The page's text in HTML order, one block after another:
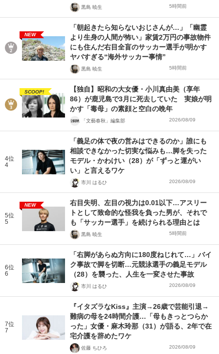
黒島 暁生 5時間前
NEW
「朝起きたら知らないおじさんが…」「幽霊
より生身の人間が怖い」家賃2万円の事故物件
にも住んだ右目全盲のサッカー選手が明かす
ヤバすぎる“海外サッカー事情”
黒島 暁生 5時間前
SCOOP!
【独自】昭和の大女優・小川真由美（享年
86）が鹿児島で3月に死去していた 実娘が明
かす「毒母」の素顔と空白の晩年
「文藝春秋」編集部 2026/08/09
4位
4
「義足の体で夜の営みはできるのか」誰にも
相談できなかった切実な悩みも…脚を失った
モデル・かわけい（28）が「ずっと運がい
い」と言えるワケ
市川 はるひ 2026/08/09
5位
5
NEW
右目失明、左目の視力は0.01以下…アスリー
トとして致命的な怪我を負った男が、それで
も「サッカー選手」を続けられる理由とは
黒島 暁生 5時間前
6位
6
「右脚があらぬ方向に180度ねじれて…」バイ
ク事故で脚を切断…元競泳選手の義足モデル
（28）を襲った、人生を一変させた事故
市川 はるひ 2026/08/09
7位
7
『イタズラなKiss』主演→26歳で芸能引退→
難病の母を24時間介護…「母もきっとつらか
った」女優・麻木玲那（31）が語る、2年で在
宅介護を辞めたワケ
佐藤 ちひろ 2026/08/09